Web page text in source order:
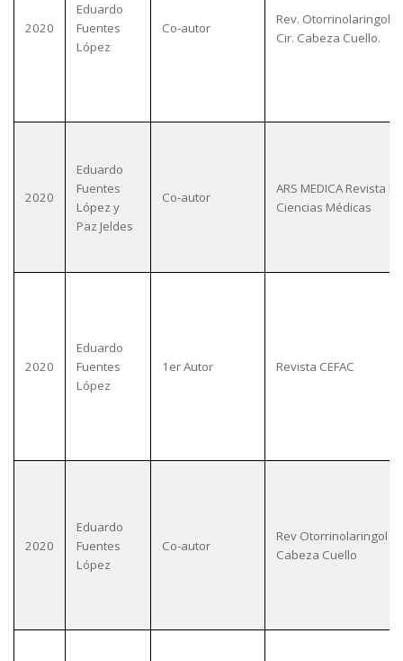
2020
Eduardo
Fuentes
López
Co-autor
Rev. Otorrinolaringol.
Cir. Cabeza Cuello.
2020
Eduardo
Fuentes
López y
Paz Jeldes
Co-autor
ARS MEDICA Revista De
Ciencias Médicas
2020
Eduardo
Fuentes
López
1er Autor Revista CEFAC
2020
Eduardo
Fuentes
López
Co-autor
Rev Otorrinolaringol
Cabeza Cuello